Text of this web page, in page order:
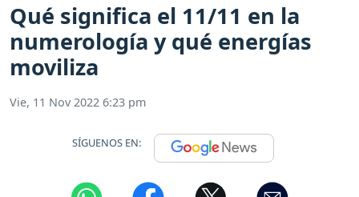
Qué significa el 11/11 en la
numerología y qué energías
moviliza
Vie, 11 Nov 2022 6:23 pm
SÍGUENOS EN: